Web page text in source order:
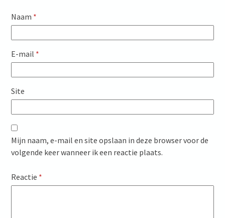
Naam *
E-mail *
Site
Mijn naam, e-mail en site opslaan in deze browser voor de
volgende keer wanneer ik een reactie plaats.
Reactie *